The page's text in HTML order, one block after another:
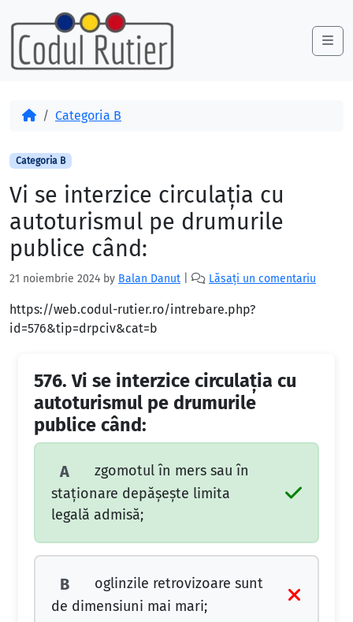
Skip to content
Skip to footer
AcasăCategoria B
Categoria B
Vi se interzice circulaţia cu
autoturismul pe drumurile
publice când:
21 noiembrie 2024 by Balan Danut Lăsați un comentariu
https://web.codul-rutier.ro/intrebare.php?
id=576&tip=drpciv&cat=b
576. Vi se interzice circulaţia cu
autoturismul pe drumurile
publice când:
A
zgomotul în mers sau în
staţionare depăşeşte limita
legală admisă;
B
oglinzile retrovizoare sunt
de dimensiuni mai mari;